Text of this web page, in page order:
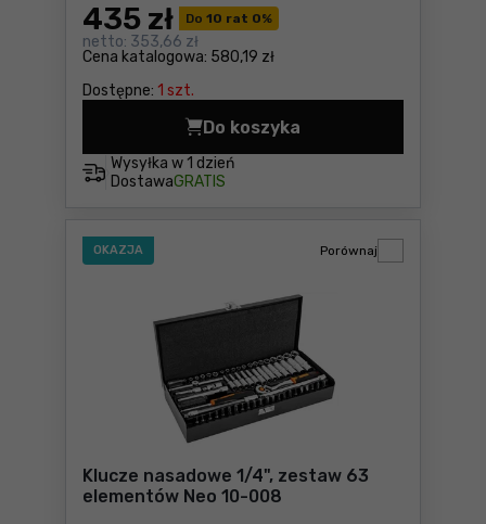
Do 10 rat 0%
Cena katalogowa: 580,19 zł
435 zł
netto: 353,66 zł
Dostępne: 1 szt.
Wysyłka w 1 dzień
DostawaGRATIS
Do koszyka
108-elementowy zestaw
OKAZJA
Klucze nasadowe 1/4", zestaw 63
elementów Neo 10-008
Porównaj